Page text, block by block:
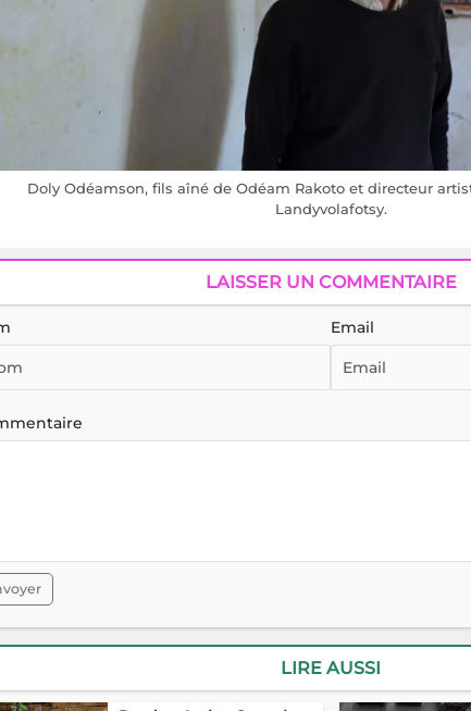
Doly Odéamson, fils aîné de Odéam Rakoto et directeur
Landyvolafotsy.
LAISSER UN COMMENTAIRE
Email
LIRE AUSSI